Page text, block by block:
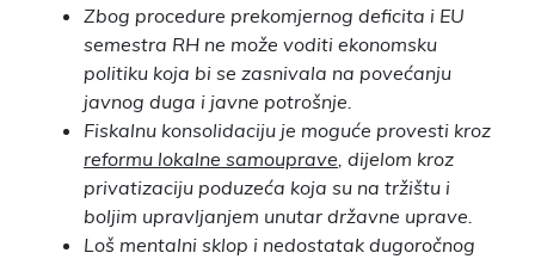
Zbog procedure prekomjernog deficita i EU
semestra RH ne može voditi ekonomsku
politiku koja bi se zasnivala na povećanju
javnog duga i javne potrošnje.
Fiskalnu konsolidaciju je moguće provesti kroz
reformu lokalne samouprave , dijelom kroz
privatizaciju poduzeća koja su na tržištu i
boljim upravljanjem unutar državne uprave.
Loš mentalni sklop i nedostatak dugoročnog